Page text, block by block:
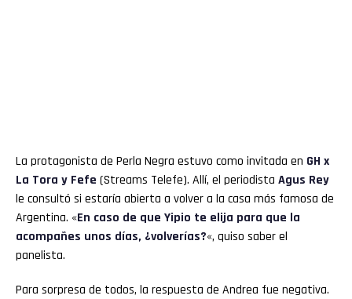
La protagonista de Perla Negra estuvo como invitada en GH x
La Tora y Fefe (Streams Telefe). Allí, el periodista Agus Rey
le consultó si estaría abierta a volver a la casa más famosa de
Argentina. «En caso de que Yipio te elija para que la
acompañes unos días, ¿volverías?«, quiso saber el
panelista.
Para sorpresa de todos, la respuesta de Andrea fue negativa.